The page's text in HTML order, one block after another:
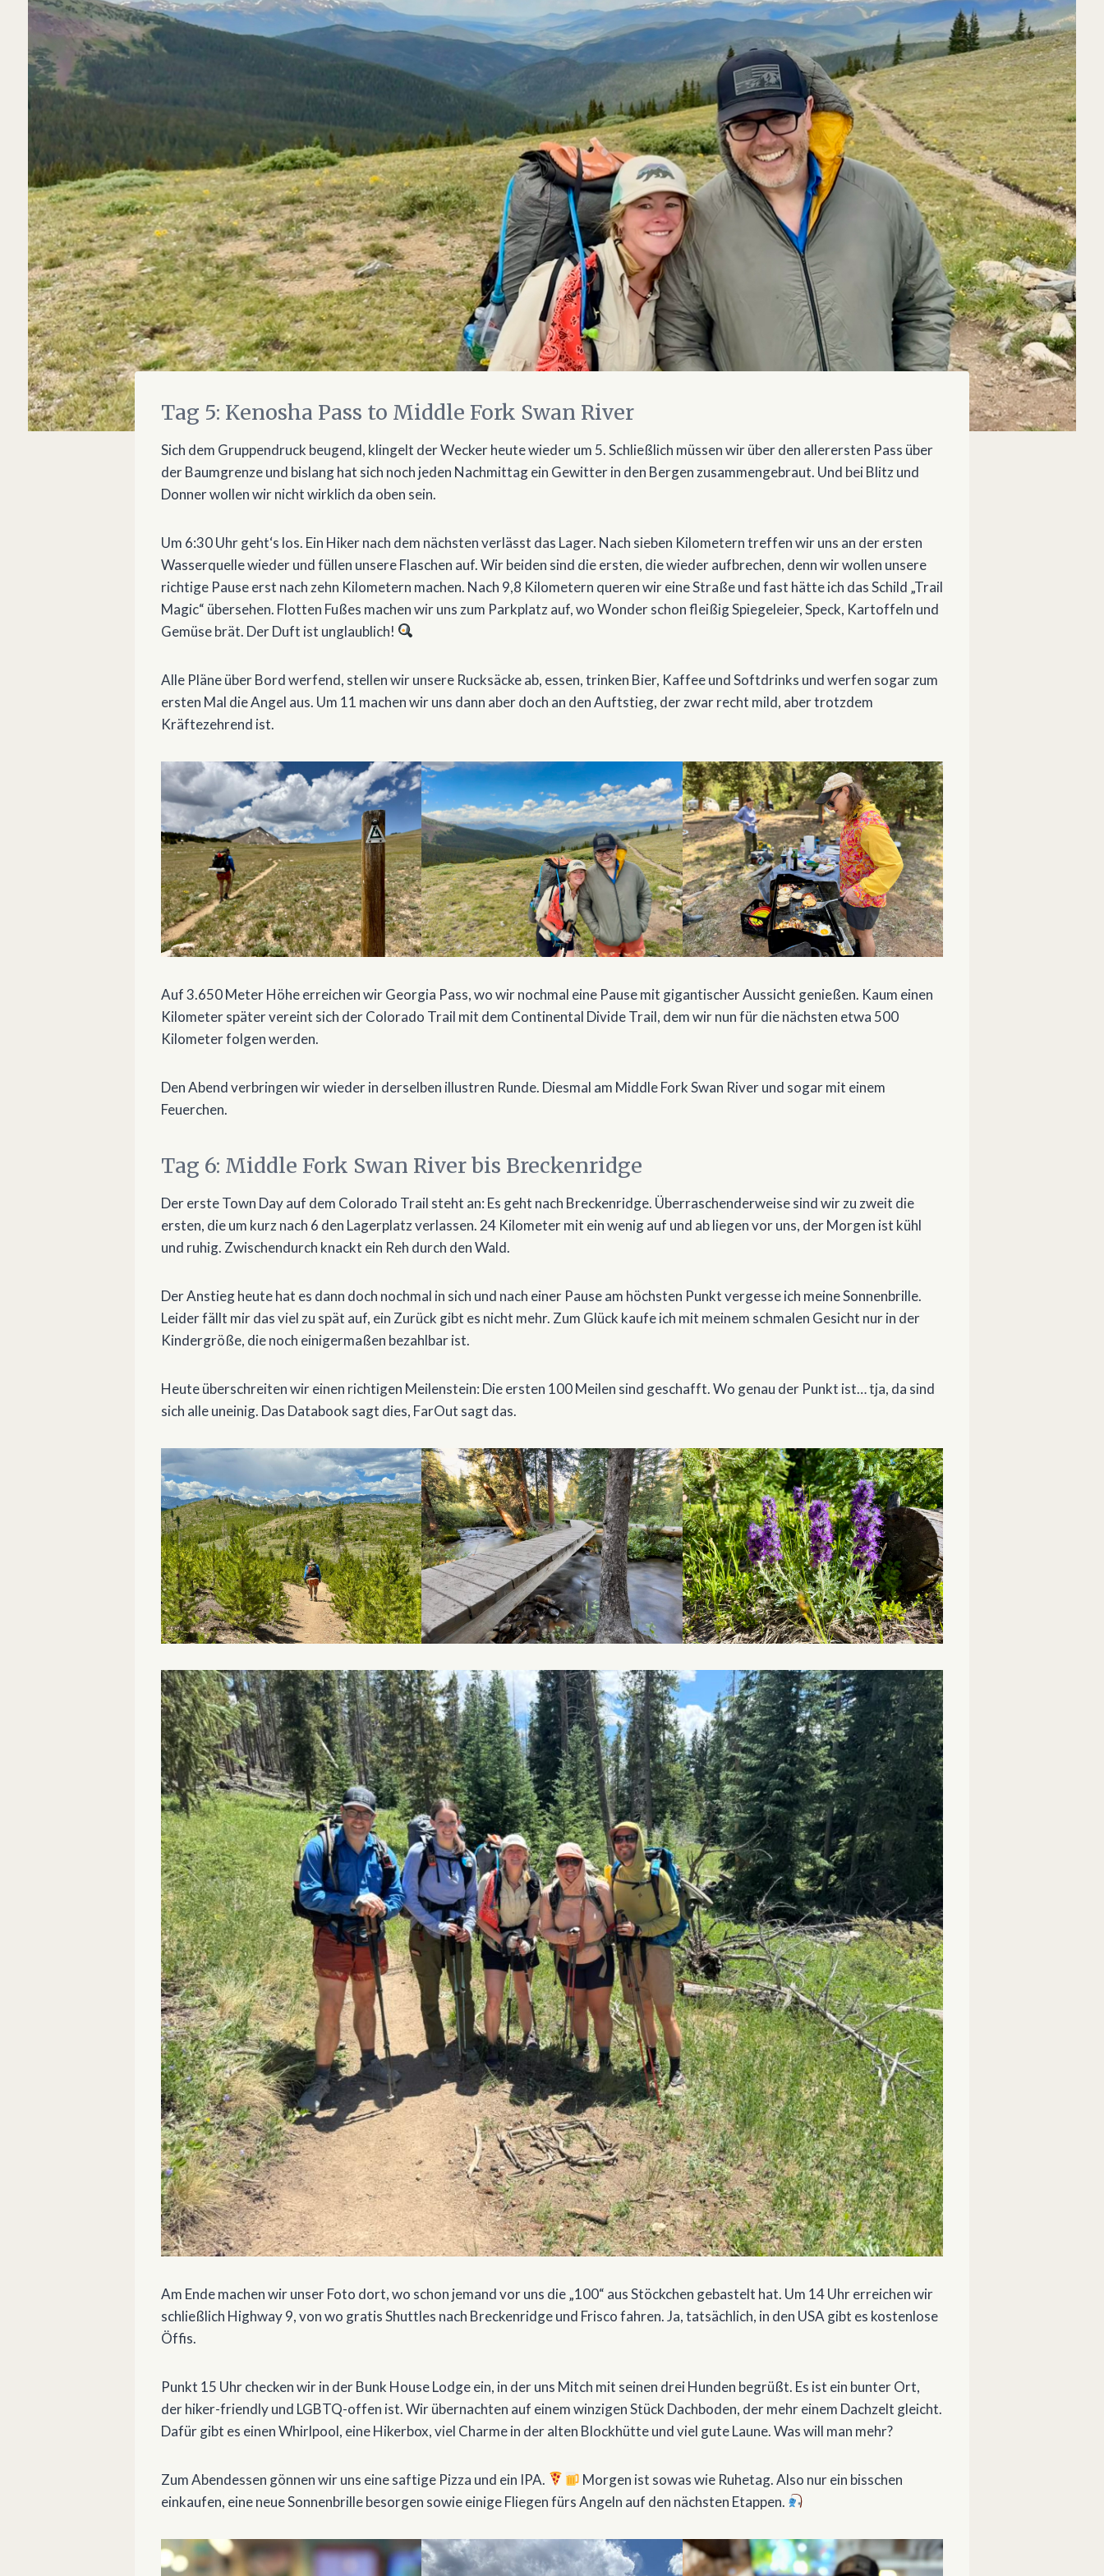
Tag 5: Kenosha Pass to Middle Fork Swan River
Sich dem Gruppendruck beugend, klingelt der Wecker heute wieder um 5. Schließlich müssen wir über den allerersten Pass über
der Baumgrenze und bislang hat sich noch jeden Nachmittag ein Gewitter in den Bergen zusammengebraut. Und bei Blitz und
Donner wollen wir nicht wirklich da oben sein.
Um 6:30 Uhr geht‘s los. Ein Hiker nach dem nächsten verlässt das Lager. Nach sieben Kilometern treffen wir uns an der ersten
Wasserquelle wieder und füllen unsere Flaschen auf. Wir beiden sind die ersten, die wieder aufbrechen, denn wir wollen unsere
richtige Pause erst nach zehn Kilometern machen. Nach 9,8 Kilometern queren wir eine Straße und fast hätte ich das Schild „Trail
Magic“ übersehen. Flotten Fußes machen wir uns zum Parkplatz auf, wo Wonder schon fleißig Spiegeleier, Speck, Kartoffeln und
Gemüse brät. Der Duft ist unglaublich!
Alle Pläne über Bord werfend, stellen wir unsere Rucksäcke ab, essen, trinken Bier, Kaffee und Softdrinks und werfen sogar zum
ersten Mal die Angel aus. Um 11 machen wir uns dann aber doch an den Auftstieg, der zwar recht mild, aber trotzdem
Kräftezehrend ist.
Auf 3.650 Meter Höhe erreichen wir Georgia Pass, wo wir nochmal eine Pause mit gigantischer Aussicht genießen. Kaum einen
Kilometer später vereint sich der Colorado Trail mit dem Continental Divide Trail, dem wir nun für die nächsten etwa 500
Kilometer folgen werden.
Den Abend verbringen wir wieder in derselben illustren Runde. Diesmal am Middle Fork Swan River und sogar mit einem
Feuerchen.
Tag 6: Middle Fork Swan River bis Breckenridge
Der erste Town Day auf dem Colorado Trail steht an: Es geht nach Breckenridge. Überraschenderweise sind wir zu zweit die
ersten, die um kurz nach 6 den Lagerplatz verlassen. 24 Kilometer mit ein wenig auf und ab liegen vor uns, der Morgen ist kühl
und ruhig. Zwischendurch knackt ein Reh durch den Wald.
Der Anstieg heute hat es dann doch nochmal in sich und nach einer Pause am höchsten Punkt vergesse ich meine Sonnenbrille.
Leider fällt mir das viel zu spät auf, ein Zurück gibt es nicht mehr. Zum Glück kaufe ich mit meinem schmalen Gesicht nur in der
Kindergröße, die noch einigermaßen bezahlbar ist.
Heute überschreiten wir einen richtigen Meilenstein: Die ersten 100 Meilen sind geschafft. Wo genau der Punkt ist… tja, da sind
sich alle uneinig. Das Databook sagt dies, FarOut sagt das.
Am Ende machen wir unser Foto dort, wo schon jemand vor uns die „100“ aus Stöckchen gebastelt hat. Um 14 Uhr erreichen wir
schließlich Highway 9, von wo gratis Shuttles nach Breckenridge und Frisco fahren. Ja, tatsächlich, in den USA gibt es kostenlose
Öffis.
Punkt 15 Uhr checken wir in der Bunk House Lodge ein, in der uns Mitch mit seinen drei Hunden begrüßt. Es ist ein bunter Ort,
der hiker-friendly und LGBTQ-offen ist. Wir übernachten auf einem winzigen Stück Dachboden, der mehr einem Dachzelt gleicht.
Dafür gibt es einen Whirlpool, eine Hikerbox, viel Charme in der alten Blockhütte und viel gute Laune. Was will man mehr?
Zum Abendessen gönnen wir uns eine saftige Pizza und ein IPA.
Morgen ist sowas wie Ruhetag. Also nur ein bisschen
einkaufen, eine neue Sonnenbrille besorgen sowie einige Fliegen fürs Angeln auf den nächsten Etappen.